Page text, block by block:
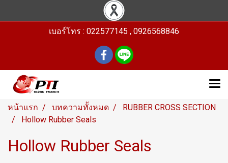
เบอร์โทร : 022577145 , 0926568846
หน้าแรก บทความทั้งหมด
RUBBER CROSS SECTION
Hollow Rubber Seals
Hollow Rubber Seals